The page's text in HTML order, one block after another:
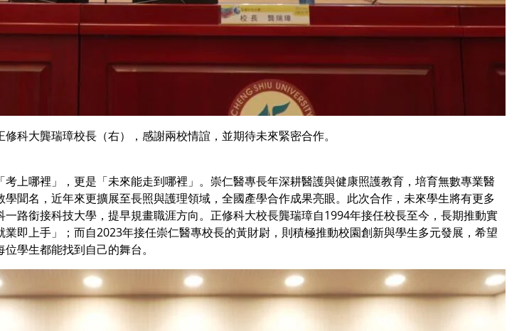
科大龔瑞璋校長（右），感謝兩校情誼，並期待未來緊密合作。
上哪裡」，更是「未來能走到哪裡」。崇仁醫專長年深耕醫護與健康照護教育，培育無數專業醫
聞名，近年來更擴展至長照與護理領域，全國產學合作成果亮眼。此次合作，未來學生將有更多
路銜接科技大學，提早規畫職涯方向。正修科大校長龔瑞璋自1994年接任校長至今，長期推動實
即上手」；而自2023年接任崇仁醫專校長的黃財尉，則積極推動校園創新與學生多元發展，希望
學生都能找到自己的舞台。